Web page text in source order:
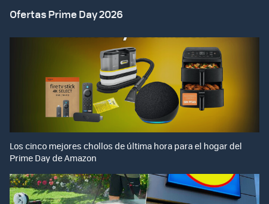
Ofertas Prime Day 2026
Los cinco mejores chollos de última hora para el hogar del
Prime Day de Amazon